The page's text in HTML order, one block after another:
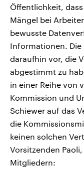
Öffentlichkeit,
Mängel bei
bewusste
Informationen. Die
daraufhin vor, die
abgestimmt zu
in einer Reihe von
Kommission und
Schiewer auf das
die
keinen solchen
Vorsitzenden
Mitgliedern: